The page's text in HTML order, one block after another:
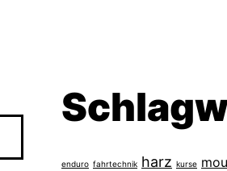
enduro fahrtechnik harz kurse